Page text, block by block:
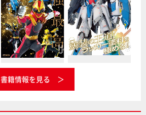
書籍情報を見る